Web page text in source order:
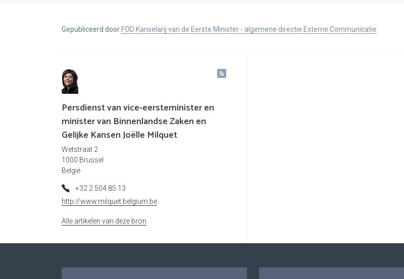
Gepubliceerd door FOD Kanselarij van de Eerste Minister - algemene directie Externe Communicatie
Persdienst van vice-eersteminister en
minister van Binnenlandse Zaken en
Gelijke Kansen Joëlle Milquet
Wetstraat 2
1000 Brussel
België
+32 2 504 85 13
http://www.milquet.belgium.be
Alle artikelen van deze bron